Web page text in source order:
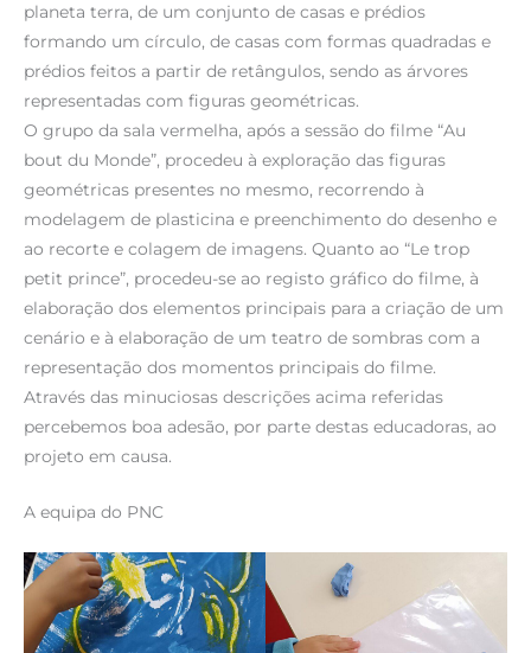
planeta terra, de um conjunto de casas e prédios
formando um círculo, de casas com formas quadradas e
prédios feitos a partir de retângulos, sendo as árvores
representadas com figuras geométricas.
O grupo da sala vermelha, após a sessão do filme “Au
bout du Monde”, procedeu à exploração das figuras
geométricas presentes no mesmo, recorrendo à
modelagem de plasticina e preenchimento do desenho e
ao recorte e colagem de imagens. Quanto ao “Le trop
petit prince”, procedeu-se ao registo gráfico do filme, à
elaboração dos elementos principais para a criação de um
cenário e à elaboração de um teatro de sombras com a
representação dos momentos principais do filme.
Através das minuciosas descrições acima referidas
percebemos boa adesão, por parte destas educadoras, ao
projeto em causa.
A equipa do PNC